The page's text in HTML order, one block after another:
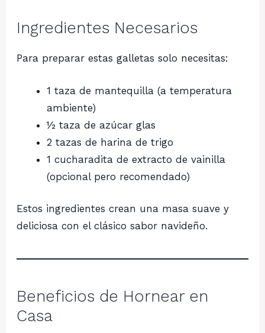
Ingredientes Necesarios
Para preparar estas galletas solo necesitas:
1 taza de mantequilla (a temperatura
ambiente)
½ taza de azúcar glas
2 tazas de harina de trigo
1 cucharadita de extracto de vainilla
(opcional pero recomendado)
Estos ingredientes crean una masa suave y
deliciosa con el clásico sabor navideño.
Beneficios de Hornear en
Casa